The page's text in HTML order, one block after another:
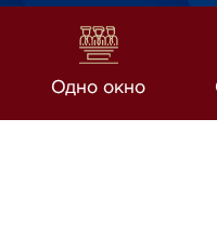
Одно окно